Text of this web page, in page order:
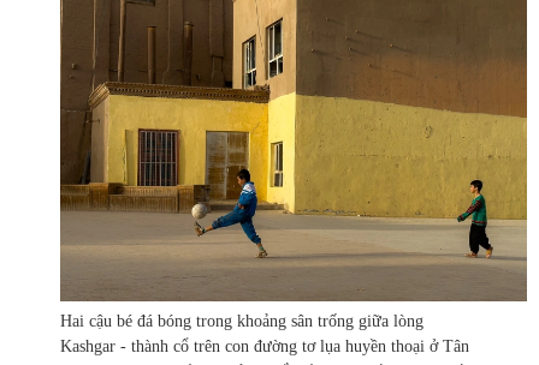
Hai cậu bé đá bóng trong khoảng sân trống giữa lòng
Kashgar - thành cổ trên con đường tơ lụa huyền thoại ở Tân